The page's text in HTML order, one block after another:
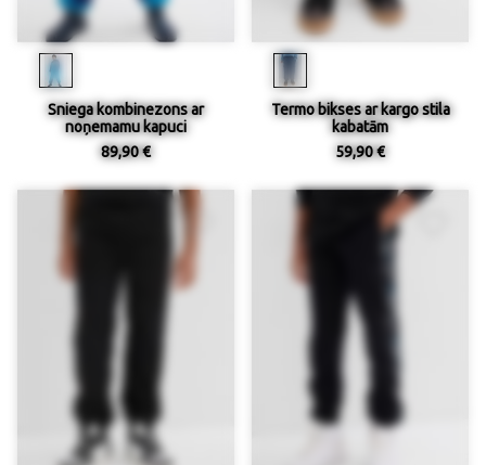
Sniega kombinezons ar
noņemamu kapuci
89,90 €
Termo bikses ar kargo stila
kabatām
59,90 €